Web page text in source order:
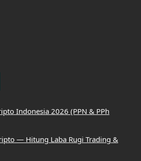
Indonesia 2026 (PPN & PPh
— Hitung Laba Rugi Trading &